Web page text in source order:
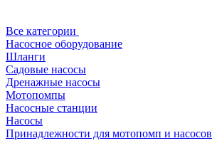
Все категории
Насосное оборудование
Шланги
Садовые насосы
Дренажные насосы
Мотопомпы
Насосные станции
Насосы
Принадлежности для мотопомп и насосов